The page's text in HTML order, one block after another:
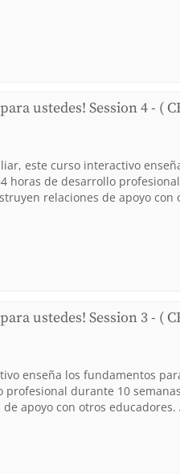
ustedes! Session 4 - (
este curso interactivo
de desarrollo
relaciones de apoyo con
ustedes! Session 3 - (
enseña los fundamentos
durante 10
apoyo con otros educadores.